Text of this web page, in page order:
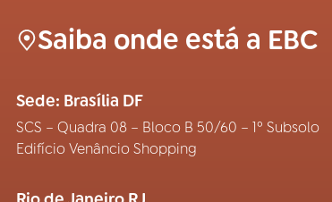
Saiba onde está a EBC
Sede: Brasília DF
SCS – Quadra 08 – Bloco B 50/60 – 1º Subsolo
Edifício Venâncio Shopping